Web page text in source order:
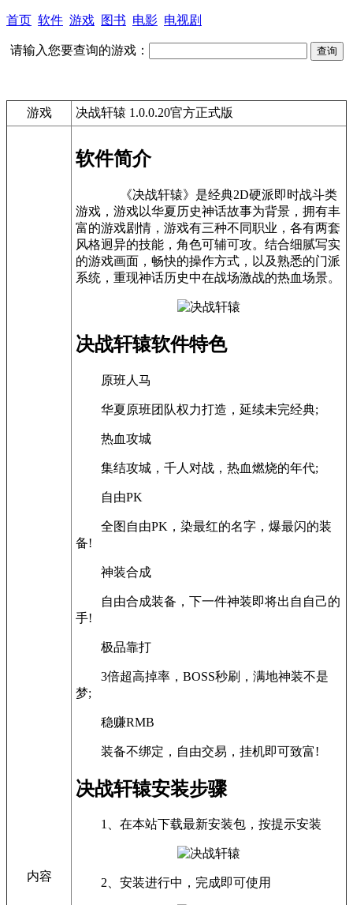
首页 软件 游戏 图书 电影 电视剧
请输入您要查询的游戏：
游戏 决战轩辕 1.0.0.20官方正式版
内容
软件简介
《决战轩辕》是经典2D硬派即时战斗类
游戏，游戏以华夏历史神话故事为背景，拥有丰
富的游戏剧情，游戏有三种不同职业，各有两套
风格迥异的技能，角色可辅可攻。结合细腻写实
的游戏画面，畅快的操作方式，以及熟悉的门派
系统，重现神话历史中在战场激战的热血场景。
决战轩辕软件特色
原班人马
华夏原班团队权力打造，延续未完经典;
热血攻城
集结攻城，千人对战，热血燃烧的年代;
自由PK
全图自由PK，染最红的名字，爆最闪的装
备!
神装合成
自由合成装备，下一件神装即将出自自己的
手!
极品靠打
3倍超高掉率，BOSS秒刷，满地神装不是
梦;
稳赚RMB
装备不绑定，自由交易，挂机即可致富!
决战轩辕安装步骤
1、在本站下载最新安装包，按提示安装
2、安装进行中，完成即可使用